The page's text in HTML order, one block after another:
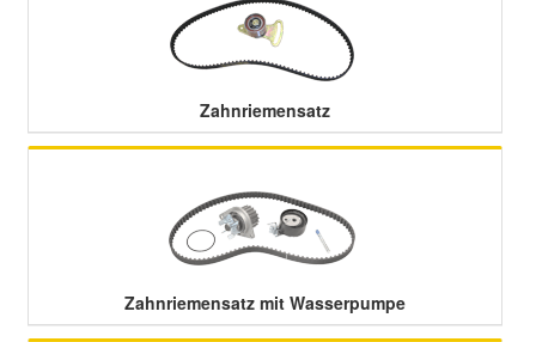
Zahnriemensatz
Zahnriemensatz mit Wasserpumpe